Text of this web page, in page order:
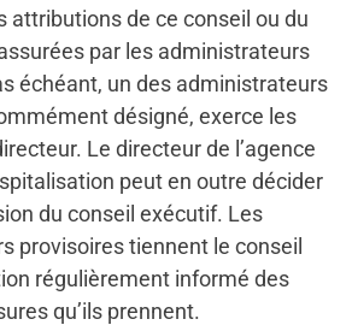
attributions de ce conseil ou du
par les administrateurs
échéant, un des administrateurs
désigné, exerce les
Le directeur de l’agence
peut en outre décider
du conseil exécutif. Les
provisoires tiennent le conseil
régulièrement informé des
qu’ils prennent.